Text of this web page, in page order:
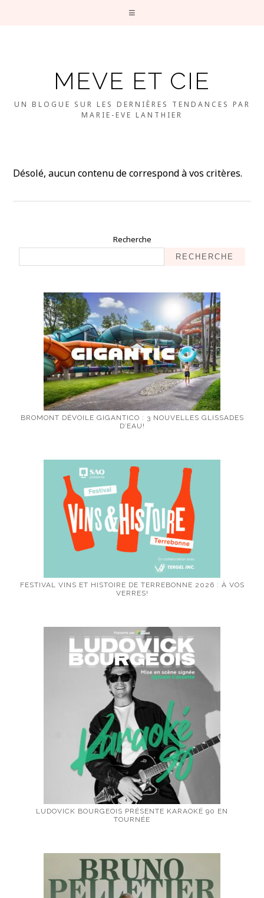
MEVE ET CIE
UN BLOGUE SUR LES DERNIÈRES TENDANCES PAR
MARIE-EVE LANTHIER
Désolé, aucun contenu de correspond à vos critères.
Recherche
RECHERCHE
BROMONT DÉVOILE GIGANTICO : 3 NOUVELLES GLISSADES
D’EAU!
FESTIVAL VINS ET HISTOIRE DE TERREBONNE 2026 : À VOS
VERRES!
LUDOVICK BOURGEOIS PRÉSENTE KARAOKÉ 90 EN
TOURNÉE